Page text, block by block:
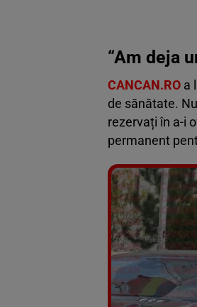
“Am deja
CANCAN.RO a
de sănătate.
rezervați în a-i
permanent